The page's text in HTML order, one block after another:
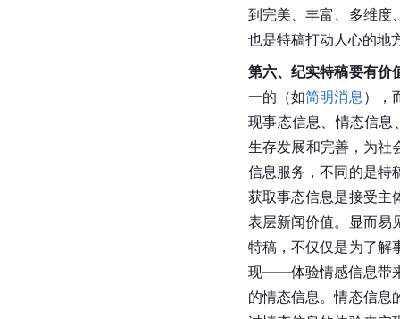
到完美、丰富、多维度
也是特稿打动人心的地
第六、纪实特稿要有价
一的（如简明消息），
现事态信息、情态信息
生存发展和完善，为
信息服务，不同的是特
获取事态信息是接受主
表层新闻价值。显而易
特稿，不仅仅是为了解
现——体验情感信息带
的情态信息。情态信息